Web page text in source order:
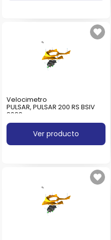
Velocimetro
PULSAR, PULSAR 200 RS BSIV
2022
Ver producto